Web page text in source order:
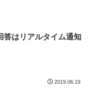
答はリアルタイム通知
2019.06.19